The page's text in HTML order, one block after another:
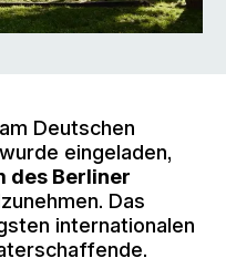
Deutschen
eingeladen,
des Berliner
Das
internationalen